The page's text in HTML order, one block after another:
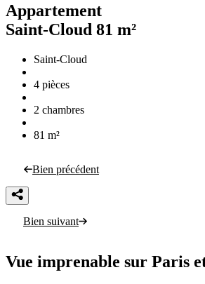
Appartement
Saint-Cloud 81 m²
Saint-Cloud
4 pièces
2 chambres
81 m²
Bien précédent
Bien suivant
Vue imprenable sur Paris